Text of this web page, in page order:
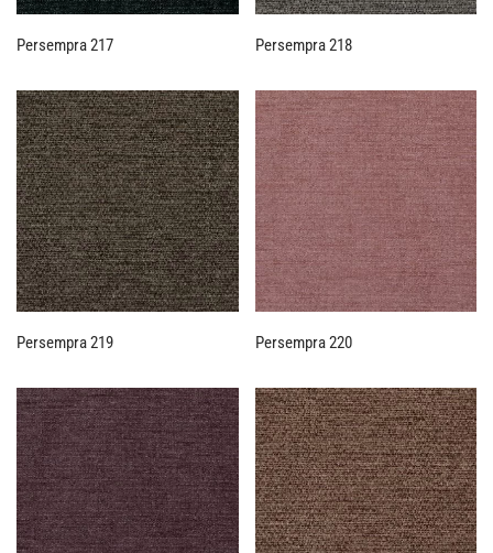
Persempra 217 Persempra 218
Persempra 219 Persempra 220